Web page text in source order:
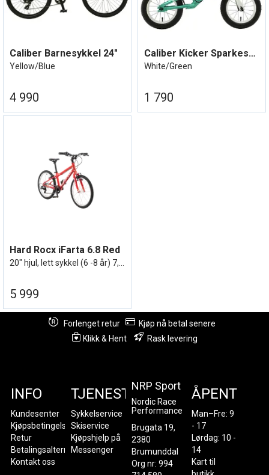
Caliber Barnesykkel 24"
Yellow/Blue
4 990
Caliber Kicker Sparkesykkel 12"
White/Green
1 790
Hard Rocx iFarta 6.8 Red
5 999
Forlenget retur
Kjøp nå betal senere
Klikk & Hent
Rask levering
INFO
Kundesenter
Kjøpsbetingelser
Retur
Betalingsalternativer
Kontakt oss
TJENESTER
Sykkelservice
Skiservice
Kjøpshjelp på
Messenger
NRP Sport
Nordic Race
Performance
Brugata 19,
2380
Brumunddal
Org nr: 994
ÅPENT
Man–Fre: 9
- 17
Lørdag: 10 -
14
Kart til